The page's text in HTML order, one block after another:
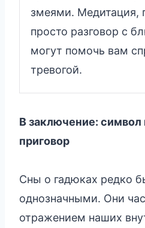
змеями. Медитация,
просто разговор с
могут помочь вам
тревогой.
В заключение: символ
приговор
Сны о гадюках редко
однозначными. Они
отражением наших